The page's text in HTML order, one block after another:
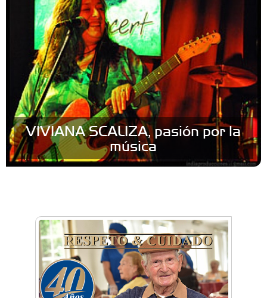
VIVIANA SCALIZA, pasión por la
música